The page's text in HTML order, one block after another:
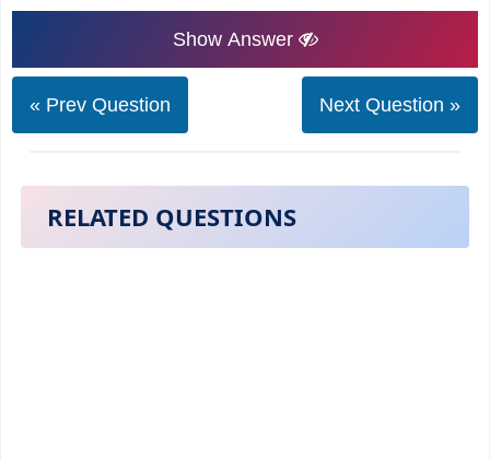
Show Answer
« Prev Question Next Question »
RELATED QUESTIONS